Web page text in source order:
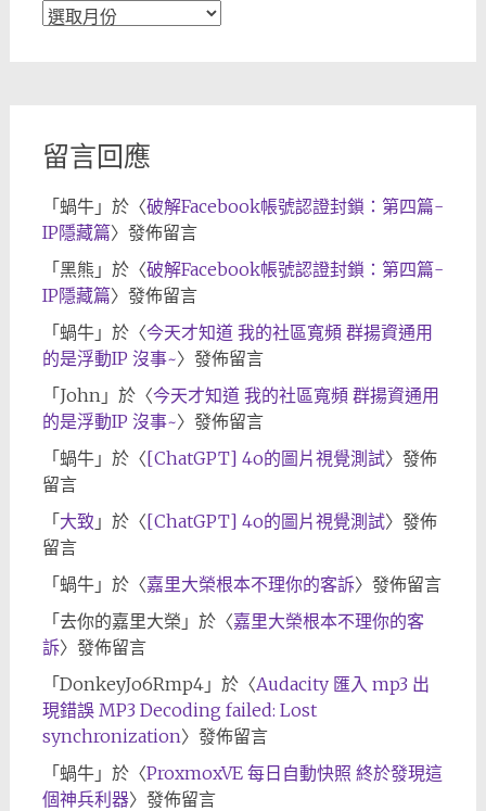
文
留言回應
「蝸牛」於〈破解Facebook帳號認證封鎖：第四篇-
IP隱藏篇〉發佈留言
「黑熊 」於〈破解Facebook帳號認證封鎖：第四篇-
IP隱藏篇〉發佈留言
「蝸牛」於〈今天才知道 我的社區寬頻 群揚資通用
的是浮動IP 沒事~〉發佈留言
「John 」於〈今天才知道 我的社區寬頻 群揚資通用
的是浮動IP 沒事~〉發佈留言
「蝸牛」於〈[ChatGPT] 4o的圖片視覺測試〉發佈
留言
「大致 」於〈[ChatGPT] 4o的圖片視覺測試〉發佈
留言
「蝸牛」於〈嘉里大榮根本不理你的客訴〉發佈留言
「去你的嘉里大榮 」於〈嘉里大榮根本不理你的客
訴〉發佈留言
「DonkeyJo6Rmp4」於〈Audacity 匯入 mp3 出
現錯誤 MP3 Decoding failed: Lost
synchronization〉發佈留言
「蝸牛」於〈ProxmoxVE 每日自動快照 終於發現這
個神兵利器〉發佈留言